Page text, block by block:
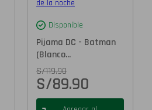
Disponible
Pijama DC - Batman
(Blanco...
S/119.90
S/89.90